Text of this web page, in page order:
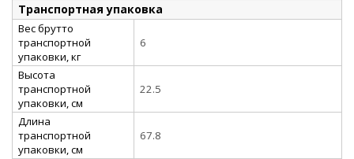
Транспортная упаковка
Вес брутто
транспортной
упаковки, кг
6
Высота
транспортной
упаковки, см
22.5
Длина
транспортной
упаковки, см
67.8